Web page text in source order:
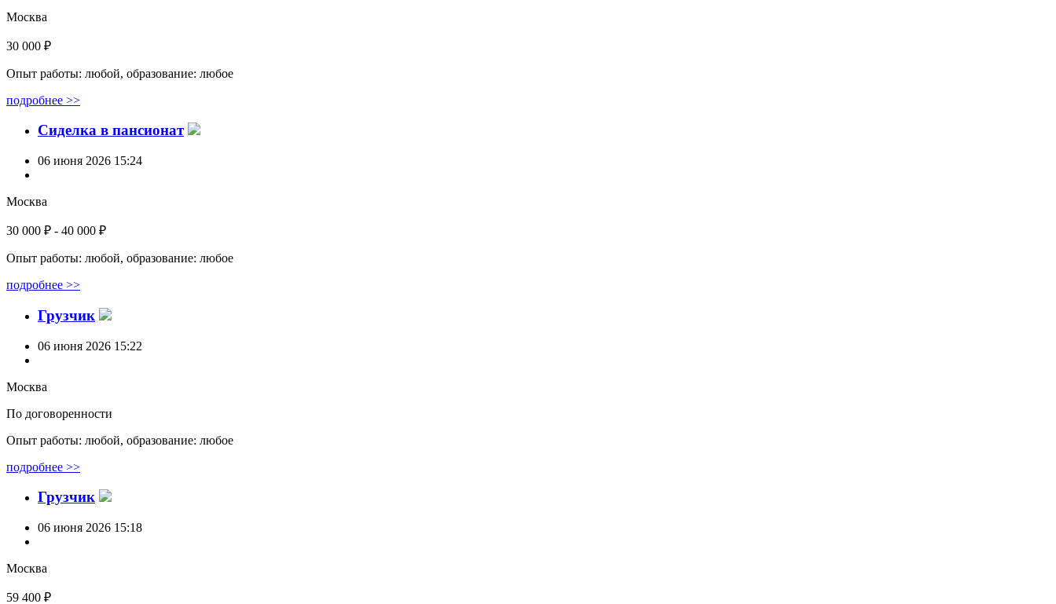
Москва
30 000 ₽
Опыт работы: любой, образование: любое
подробнее >>
Сиделка в пансионат
06 июня 2026 15:24
Москва
30 000 ₽ - 40 000 ₽
Опыт работы: любой, образование: любое
подробнее >>
Грузчик
06 июня 2026 15:22
Москва
По договоренности
Опыт работы: любой, образование: любое
подробнее >>
Грузчик
06 июня 2026 15:18
Москва
59 400 ₽